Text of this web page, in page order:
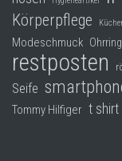
Körperpflege
Modeschmuck
restposten
Seife
Tommy Hilfiger t shirt